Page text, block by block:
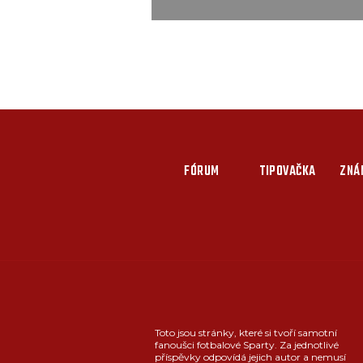
FÓRUM TIPOVAČKA
Toto jsou stránky, které si tvoří samotní
fanoušci fotbalové Sparty. Za jednotlivé
příspěvky odpovídá jejich autor a nemusí